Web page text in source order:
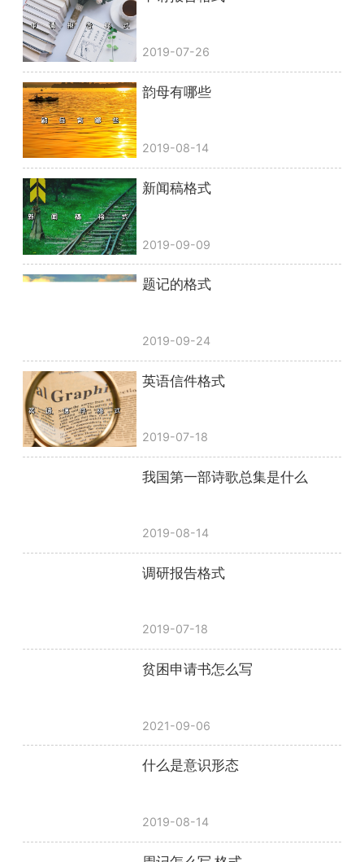
2019-07-26
韵母有哪些
2019-08-14
新闻稿格式
2019-09-09
题记的格式
2019-09-24
英语信件格式
2019-07-18
我国第一部诗歌总集是什么
2019-08-14
调研报告格式
2019-07-18
贫困申请书怎么写
2021-09-06
什么是意识形态
2019-08-14